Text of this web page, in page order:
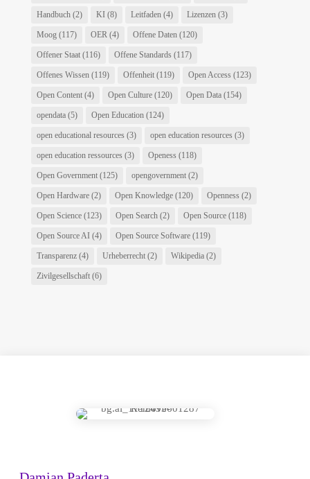
Handbuch(2) KI(8) Leitfaden(4) Lizenzen(3)
Moog(117) OER(4) Offene Daten(120)
Offener Staat(116) Offene Standards(117)
Offenes Wissen(119) Offenheit(119) Open Access(123)
Open Content(4) Open Culture(120) Open Data(154)
opendata(5) Open Education(124)
open educational resources(3) open education resources(3)
open education ressources(3) Openess(118)
Open Government(125) opengovernment(2)
Open Hardware(2) Open Knowledge(120) Openness(2)
Open Science(123) Open Search(2) Open Source(118)
Open Source AI(4) Open Source Software(119)
Transparenz(4) Urheberrecht(2) Wikipedia(2)
Zivilgesellschaft(6)